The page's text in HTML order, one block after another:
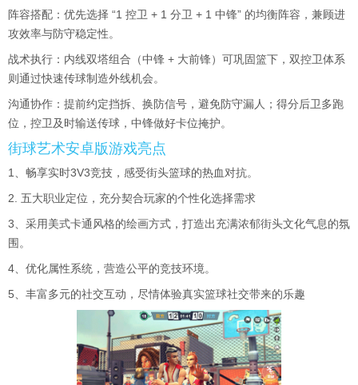
阵容搭配：优先选择 “1 控卫 + 1 分卫 + 1 中锋” 的均衡阵容，兼顾进
攻效率与防守稳定性。
战术执行：内线双塔组合（中锋 + 大前锋）可巩固篮下，双控卫体系
则通过快速传球制造外线机会。
沟通协作：提前约定挡拆、换防信号，避免防守漏人；得分后卫多跑
位，控卫及时输送传球，中锋做好卡位掩护。
街球艺术安卓版游戏亮点
1、畅享实时3V3竞技，感受街头篮球的热血对抗。
2. 五大职业定位，充分契合玩家的个性化选择需求
3、采用美式卡通风格的绘画方式，打造出充满浓郁街头文化气息的氛
围。
4、优化属性系统，营造公平的竞技环境。
5、丰富多元的社交互动，尽情体验真实篮球社交带来的乐趣